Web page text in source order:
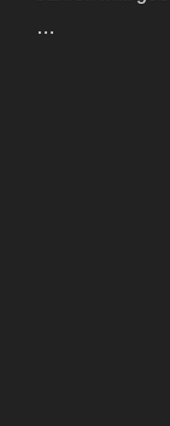
…